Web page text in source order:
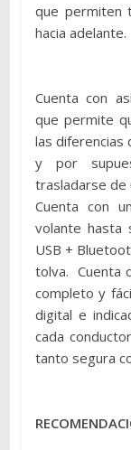
que permiten
hacia adelante.
Cuenta con
que permite
las diferencias
y por
trasladarse de
Cuenta con
volante hasta
USB +
tolva. Cuenta
completo y
digital e
cada
tanto segura